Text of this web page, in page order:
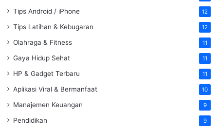
Tips Android / iPhone 12
Tips Latihan & Kebugaran 12
Olahraga & Fitness 11
Gaya Hidup Sehat 11
HP & Gadget Terbaru 11
Aplikasi Viral & Bermanfaat 10
Manajemen Keuangan 9
Pendidikan 9